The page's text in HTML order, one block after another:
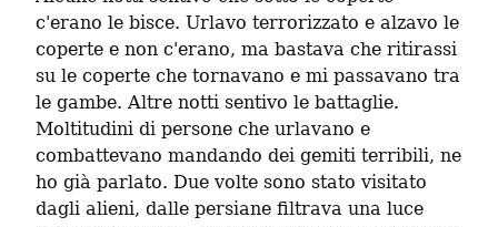
c'erano le bisce. Urlavo terrorizzato e alzavo le
coperte e non c'erano, ma bastava che ritirassi
su le coperte che tornavano e mi passavano tra
le gambe. Altre notti sentivo le battaglie.
Moltitudini di persone che urlavano e
combattevano mandando dei gemiti terribili, ne
ho già parlato. Due volte sono stato visitato
dagli alieni, dalle persiane filtrava una luce